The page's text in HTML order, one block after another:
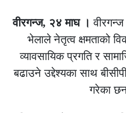
वीरगन्ज, २४ माघ ।
भेलाले नेतृत्व क्षमताको
व्यावसायिक प्रगति र
बढाउने उद्देश्यका साथ
गरेका